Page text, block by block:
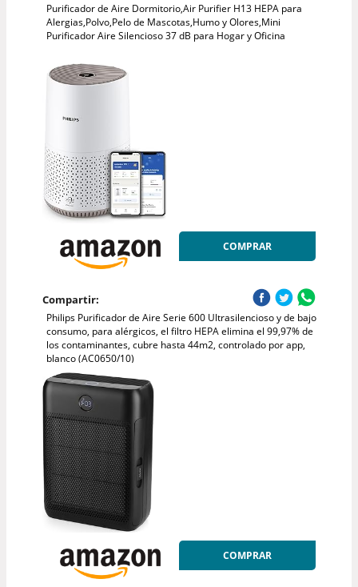
Purificador de Aire Dormitorio,Air Purifier H13 HEPA para
Alergias,Polvo,Pelo de Mascotas,Humo y Olores,Mini
Purificador Aire Silencioso 37 dB para Hogar y Oficina
COMPRAR
Compartir:
Philips Purificador de Aire Serie 600 Ultrasilencioso y de bajo
consumo, para alérgicos, el filtro HEPA elimina el 99,97% de
los contaminantes, cubre hasta 44m2, controlado por app,
blanco (AC0650/10)
COMPRAR